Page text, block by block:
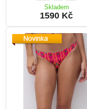
podprsenka
bikiny
(22KQF-
13)
-
Velikost:
podprsenka
bikiny
(22KQF-
13)
-
Velikost:
bikiny
13)
-
Velikost:
Skladem
1590 Kč